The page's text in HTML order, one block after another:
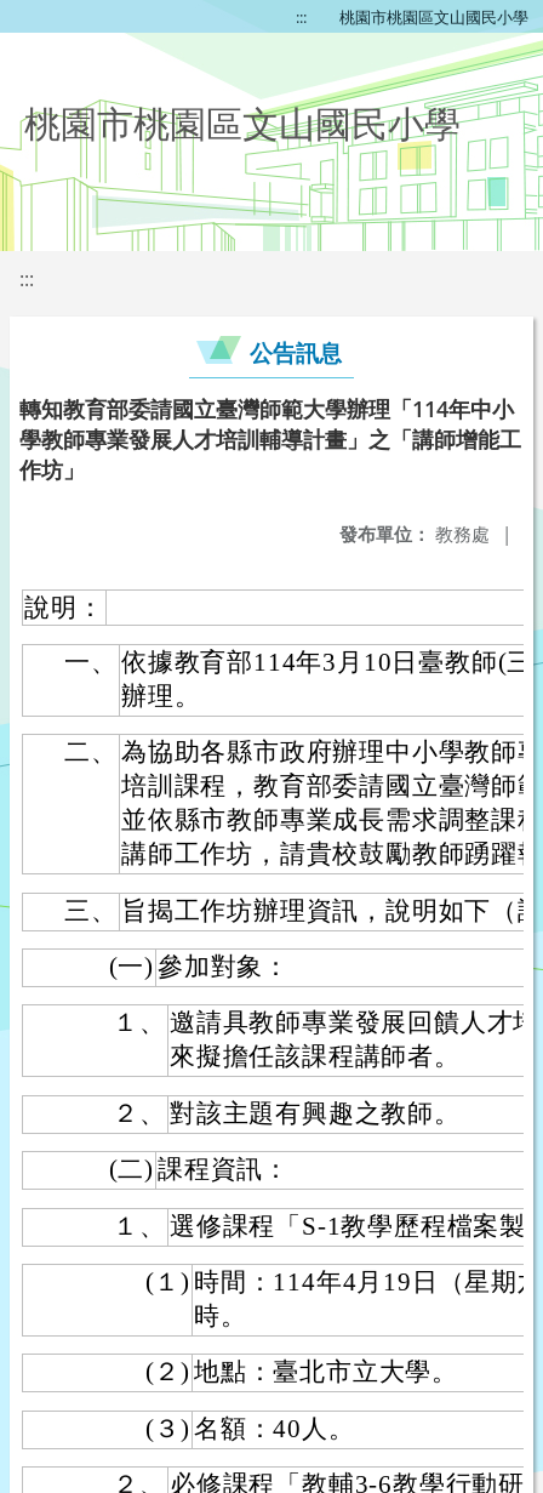
::: 桃園市桃園區文山國民小學
桃園市桃園區文山國民小學
:::
公告訊息
轉知教育部委請國立臺灣師範大學辦理「114年中小
學教師專業發展人才培訓輔導計畫」之「講師增能工
作坊」
發布單位： 教務處 |
說明：
一、
依據教育部114年3月10日臺教師(
辦理。
二、
為協助各縣市政府辦理中小學教師
培訓課程，教育部委請國立臺灣師
並依縣市教師專業成長需求調整課
講師工作坊，請貴校鼓勵教師踴躍
三、
旨揭工作坊辦理資訊，說明如下（
(一) 參加對象：
１、
邀請具教師專業發展回饋人才
來擬擔任該課程講師者。
２、
對該主題有興趣之教師。
(二) 課程資訊：
１、
選修課程「S-1教學歷程檔案製
(１) 時間：114年4月19日（星期
時。
(２) 地點：臺北市立大學。
(３) 名額：40人。
２、
必修課程「教輔3-6教學行動研